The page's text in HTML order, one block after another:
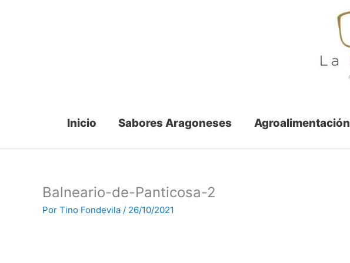
Inicio Sabores Aragoneses Agroalimentación
Balneario-de-Panticosa-2
Por Tino Fondevila / 26/10/2021